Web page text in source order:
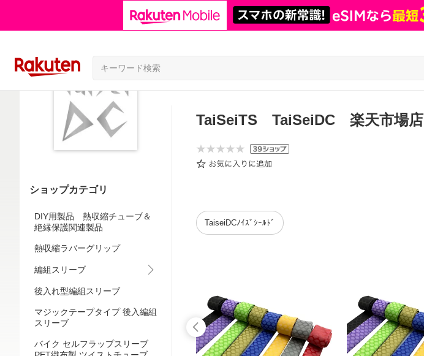
ショップカテゴリ
DIY用製品 熱収縮チューブ＆
絶縁保護関連製品
熱収縮ラバーグリップ
編組スリーブ
後入れ型編組スリーブ
マジックテープタイプ 後入編組
スリーブ
バイク セルフラップスリーブ
TaiSeiTS TaiSeiDC 楽天市場店
TaiseiDCﾉｲｽﾞｼｰﾙﾄﾞ